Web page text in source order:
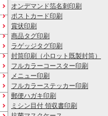
オンデマンド箔名刺印刷
ポストカード印刷
賞状印刷
商品タグ印刷
ラゲッジタグ印刷
封筒印刷
（小ロット既製封筒）
フルカラーコースター印刷
メニュー印刷
フルカラーステッカー印刷
郵便ハガキ印刷
ミシン目付 領収書印刷